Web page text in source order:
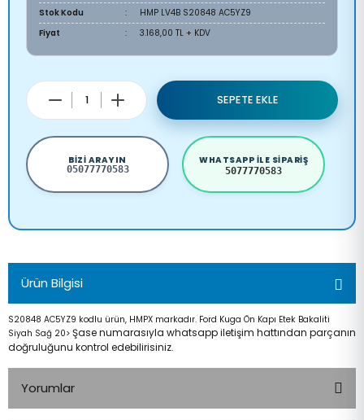
Stok Kodu
HMP LV4B S20848 AC5YZ9
Fiyat
3.168,00 TL + KDV
SEPETE EKLE
BIZI ARAYIN
05077770583
WHATSAPP ILE SIPARIŞ
5077770583
Ürün Bilgisi
S20848 AC5YZ9 kodlu ürün, HMPX markadır. Ford Kuga Ön Kapı Etek Bakaliti
Siyah Sağ 20> Şase numarasıyla whatsapp iletişim hattından parçanın
doğruluğunu kontrol edebilirisiniz.
Yorumlar